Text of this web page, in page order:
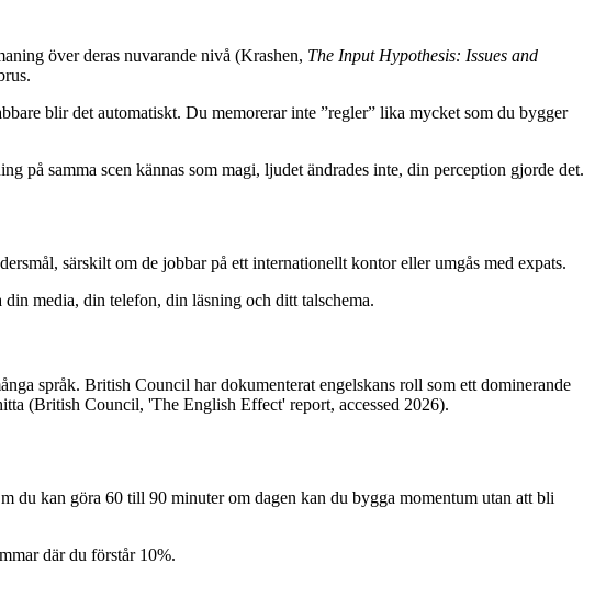
över deras nuvarande nivå (Krashen, The Input Hypothesis: Issues and
blir det automatiskt. Du memorerar inte ”regler” lika mycket som du bygger
på samma scen kännas som magi, ljudet ändrades inte, din perception gjorde det.
särskilt om de jobbar på ett internationellt kontor eller umgås med expats.
media, din telefon, din läsning och ditt talschema.
språk. British Council har dokumenterat engelskans roll som ett dominerande
(British Council, 'The English Effect' report, accessed 2026).
du kan göra 60 till 90 minuter om dagen kan du bygga momentum utan att bli
där du förstår 10%.